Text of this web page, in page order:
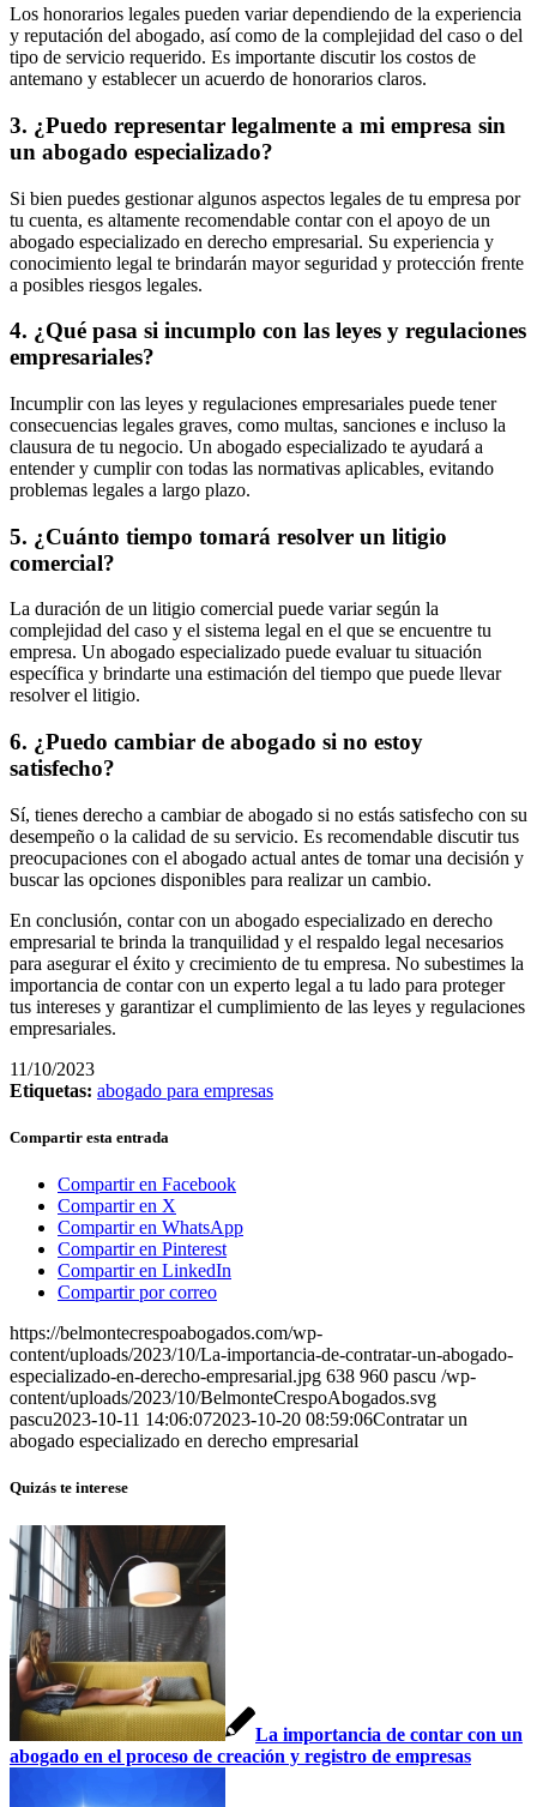
Los honorarios legales pueden variar dependiendo de la experiencia
y reputación del abogado, así como de la complejidad del caso o del
tipo de servicio requerido. Es importante discutir los costos de
antemano y establecer un acuerdo de honorarios claros.
3. ¿Puedo representar legalmente a mi empresa sin
un abogado especializado?
Si bien puedes gestionar algunos aspectos legales de tu empresa por
tu cuenta, es altamente recomendable contar con el apoyo de un
abogado especializado en derecho empresarial. Su experiencia y
conocimiento legal te brindarán mayor seguridad y protección frente
a posibles riesgos legales.
4. ¿Qué pasa si incumplo con las leyes y regulaciones
empresariales?
Incumplir con las leyes y regulaciones empresariales puede tener
consecuencias legales graves, como multas, sanciones e incluso la
clausura de tu negocio. Un abogado especializado te ayudará a
entender y cumplir con todas las normativas aplicables, evitando
problemas legales a largo plazo.
5. ¿Cuánto tiempo tomará resolver un litigio
comercial?
La duración de un litigio comercial puede variar según la
complejidad del caso y el sistema legal en el que se encuentre tu
empresa. Un abogado especializado puede evaluar tu situación
específica y brindarte una estimación del tiempo que puede llevar
resolver el litigio.
6. ¿Puedo cambiar de abogado si no estoy
satisfecho?
Sí, tienes derecho a cambiar de abogado si no estás satisfecho con su
desempeño o la calidad de su servicio. Es recomendable discutir tus
preocupaciones con el abogado actual antes de tomar una decisión y
buscar las opciones disponibles para realizar un cambio.
En conclusión, contar con un abogado especializado en derecho
empresarial te brinda la tranquilidad y el respaldo legal necesarios
para asegurar el éxito y crecimiento de tu empresa. No subestimes la
importancia de contar con un experto legal a tu lado para proteger
tus intereses y garantizar el cumplimiento de las leyes y regulaciones
empresariales.
11/10/2023
Etiquetas: abogado para empresas
Compartir esta entrada
Compartir en Facebook
Compartir en X
Compartir en WhatsApp
Compartir en Pinterest
Compartir en LinkedIn
Compartir por correo
https://belmontecrespoabogados.com/wp-
content/uploads/2023/10/La-importancia-de-contratar-un-abogado-
especializado-en-derecho-empresarial.jpg 638 960 pascu /wp-
content/uploads/2023/10/BelmonteCrespoAbogados.svg
pascu2023-10-11 14:06:072023-10-20 08:59:06Contratar un
abogado especializado en derecho empresarial
Quizás te interese
La importancia de contar con un
abogado en el proceso de creación y registro de empresas